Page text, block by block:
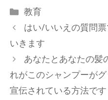
カ
テ
ゴ
リ
ー
教育
はい/いいえの質問
いきます
あなたとあなたの髪
れがこのシャンプーが
宣伝されている方法です